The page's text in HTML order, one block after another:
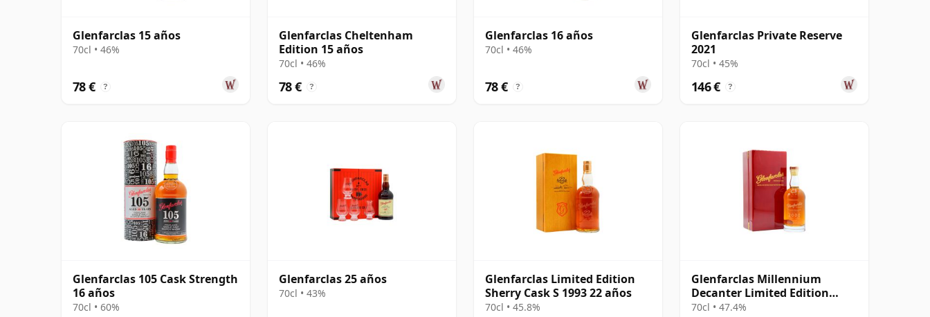
Glenfarclas 15 años
70cl • 46%
78 € ?
Glenfarclas Cheltenham
Edition 15 años
70cl • 46%
78 € ?
Glenfarclas 16 años
70cl • 46%
78 € ?
Glenfarclas Private Reserve
2021
70cl • 45%
146 € ?
Glenfarclas 105 Cask Strength
16 años
70cl • 60%
Glenfarclas 25 años
70cl • 43%
Glenfarclas Limited Edition
Sherry Cask S 1993 22 años
70cl • 45.8%
Glenfarclas Millennium
Decanter Limited Edition
Highland Singl 2000 24 años
70cl • 47.4%